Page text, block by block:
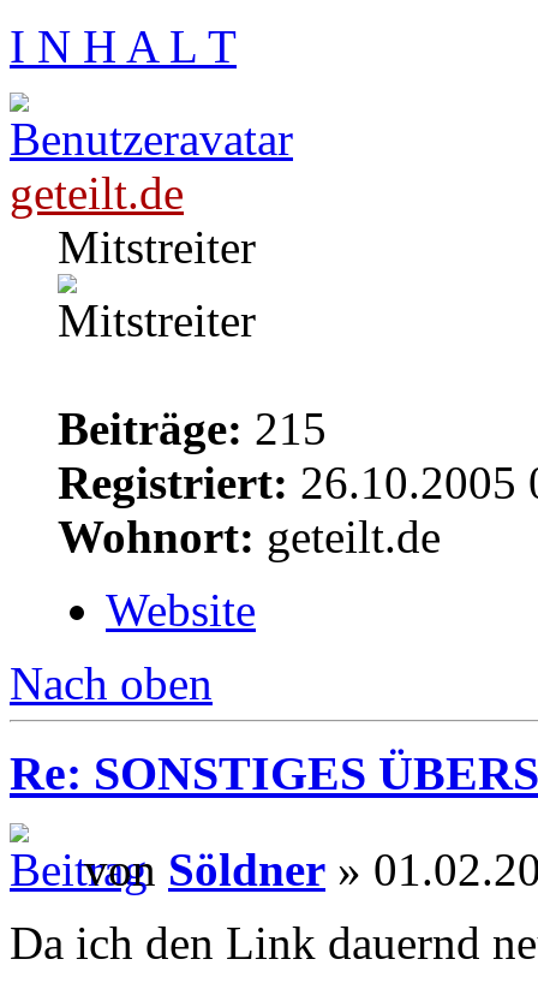
I N H A L T
geteilt.de
Mitstreiter
Beiträge: 215
Registriert: 26.10.2005
Wohnort: geteilt.de
Website
Nach oben
Re: SONSTIGES
von Söldner »
Da ich den Link dauernd